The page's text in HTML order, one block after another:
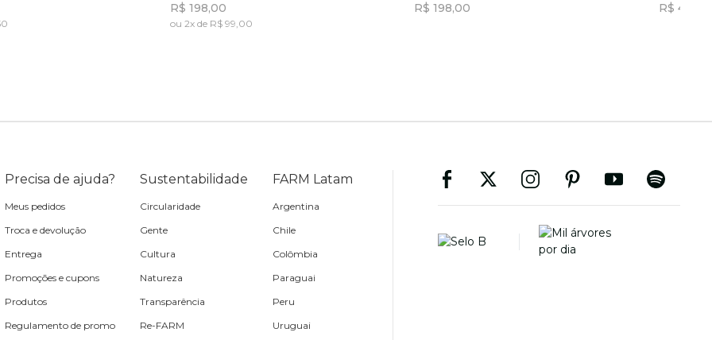
R$ 198,00
ou 2x de R$ 99,00
R$ 198,00
R$
Precisa de ajuda?
Meus pedidos
Troca e devolução
Entrega
Promoções e cupons
Produtos
Regulamento de promo
Sustentabilidade
Circularidade
Gente
Cultura
Natureza
Transparência
Re-FARM
FARM Latam
Argentina
Chile
Colômbia
Paraguai
Peru
Uruguai